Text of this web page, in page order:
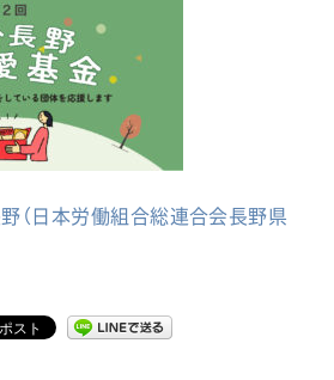
（日本労働組合総連合会長野県